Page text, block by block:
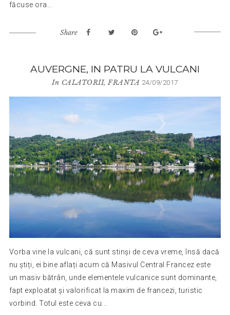
făcuse ora...
Share
AUVERGNE, IN PATRU LA VULCANI
In CALATORII,FRANTA 24/09/2017
Vorba vine la vulcani, că sunt stinși de ceva vreme, însă dacă
nu știți, ei bine aflați acum că Masivul Central Francez este
un masiv bătrân, unde elementele vulcanice sunt dominante,
fapt exploatat și valorificat la maxim de francezi, turistic
vorbind. Totul este ceva cu...